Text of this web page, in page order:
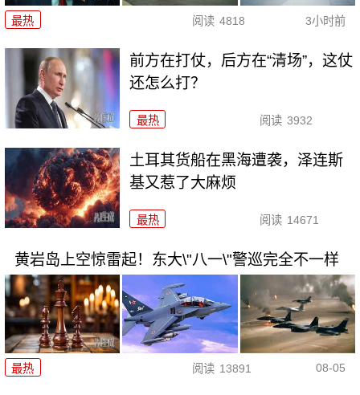
最热 阅读 4818 3小时前
前方在打仗，后方在“清场”，这仗
还怎么打？
最热 阅读 3932
土耳其货船在黑海遭袭，泽连斯
基又惹了大麻烦
最热 阅读 14671
黄岩岛上空惊雷起！东大\"八一\"警巡完全不一样
最热 阅读 13891 08-05